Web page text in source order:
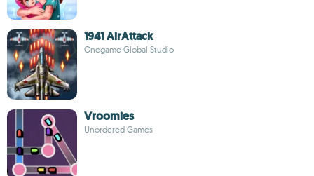
1941 AirAttack
Onegame Global Studio
Vroomies
Unordered Games